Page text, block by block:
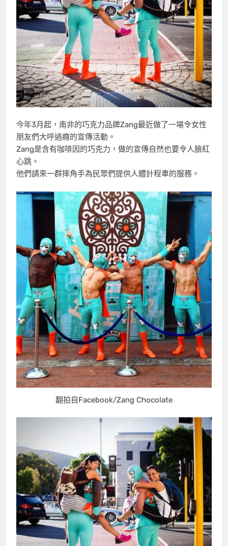
今年3月起，南非的巧克力品牌Zang最近做了一場令女性
朋友們大呼過癮的宣傳活動。
Zang是含有咖啡因的巧克力，做的宣傳自然也要令人臉紅
心跳。
他們請來一群摔角手為民眾們提供人體計程車的服務。
翻拍自Facebook/Zang Chocolate